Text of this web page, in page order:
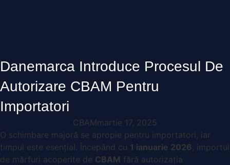
Danemarca Introduce Procesul De
Autorizare CBAM Pentru
Importatori
CBAMmartie 17, 2025
O schimbare majoră se apropie pentru importatori, iar
timpul este esențial. Începând cu 1 ianuarie 2026 , importul
de mărfuri acoperite de CBAM fără autorizația